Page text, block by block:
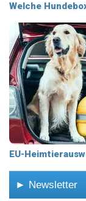
Welche
EU-
► Newsletter